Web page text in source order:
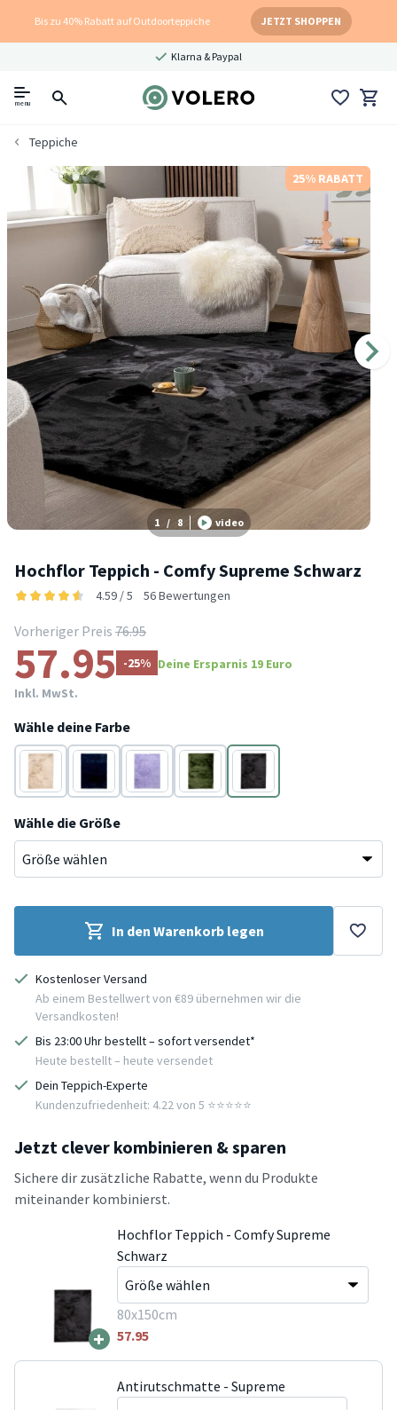
Bis zu 40% Rabatt auf Outdoorteppiche JETZT SHOPPEN
Klarna & Paypal
menu
Teppiche
25% RABATT
1 / 8 video
Hochflor Teppich - Comfy Supreme Schwarz
4.59 / 5 56 Bewertungen
Vorheriger Preis 76.95
57.95 -25% Deine Ersparnis 19 Euro
Inkl. MwSt.
Wähle deine Farbe
Beige Blau Lila Grün
Schwarz
Wähle die Größe
In den Warenkorb legen
Kostenloser Versand
Ab einem Bestellwert von €89 übernehmen wir die
Versandkosten!
Bis 23:00 Uhr bestellt – sofort versendet*
Heute bestellt – heute versendet
Dein Teppich-Experte
Kundenzufriedenheit: 4.22 von 5 ⭐️⭐️⭐️⭐️⭐️
Jetzt clever kombinieren & sparen
Sichere dir zusätzliche Rabatte, wenn du Produkte
miteinander kombinierst.
+
Hochflor Teppich - Comfy Supreme
Schwarz
80x150cm
57.95
Antirutschmatte - Supreme